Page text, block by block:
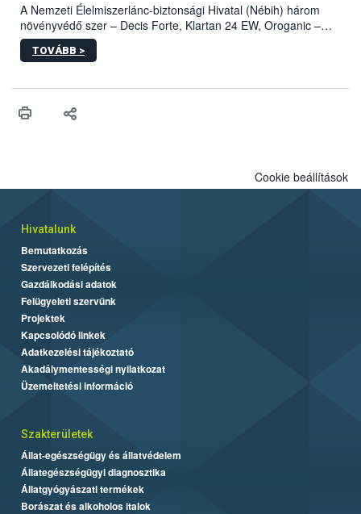
A Nemzeti Élelmiszerlánc-biztonsági Hivatal (Nébih) három
növényvédő szer – Decis Forte, Klartan 24 EW, Oroganic –
engedélyokiratát módosította, így azok a szüretet követően,
egészen a vesszőérettség (BBCH 91) stádiumáig
érésű szőlőkben is legyen lehetőség a károsító elleni további
felhasználók számára is elérhető és ökológiai termesztésben is
TOVÁBB >
Cookie beállítások
Hivatalunk
Bemutatkozás
Szervezeti felépítés
Gazdálkodási adatok
Felügyeleti szervünk
Projektek
Kapcsolódó linkek
Adatkezelési tájékoztató
Akadálymentességi nyilatkozat
Üzemeltetési információ
Szakterületek
Állat-egészségügy és állatvédelem
Állategészségügyi diagnosztika
Állatgyógyászati termékek
Borászat és alkoholos italok